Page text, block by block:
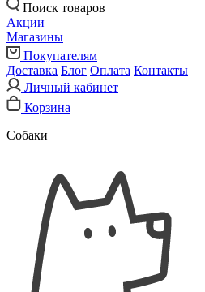
Поиск товаров
Акции
Магазины
Покупателям
Доставка Блог Оплата Контакты
Личный кабинет
Корзина
Собаки